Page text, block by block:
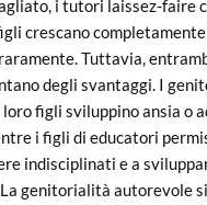
i tutori laissez-faire
crescano
Tuttavia,
degli svantaggi. I
loro figli sviluppino ansia o
i figli di educatori
indisciplinati e a
genitorialità autorevole